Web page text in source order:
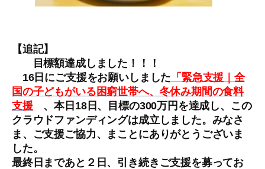
【追記】
目標額達成しました！！！
16日にご支援をお願いしました 「緊急支援｜全
国の子どもがいる困窮世帯へ、冬休み期間の食料
支援、本日18日、目標の300万円を達成し、この
クラウドファンディングは成立しました。みなさ
ま、ご支援ご協力、まことにありがとうございま
した。
最終日まであと２日、引き続きご支援を募ってお